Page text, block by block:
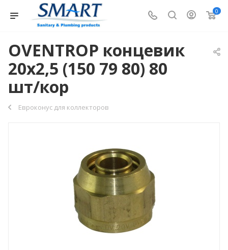
0
OVENTROP концевик
20х2,5 (150 79 80) 80
шт/кор
Евроконус для коллекторов